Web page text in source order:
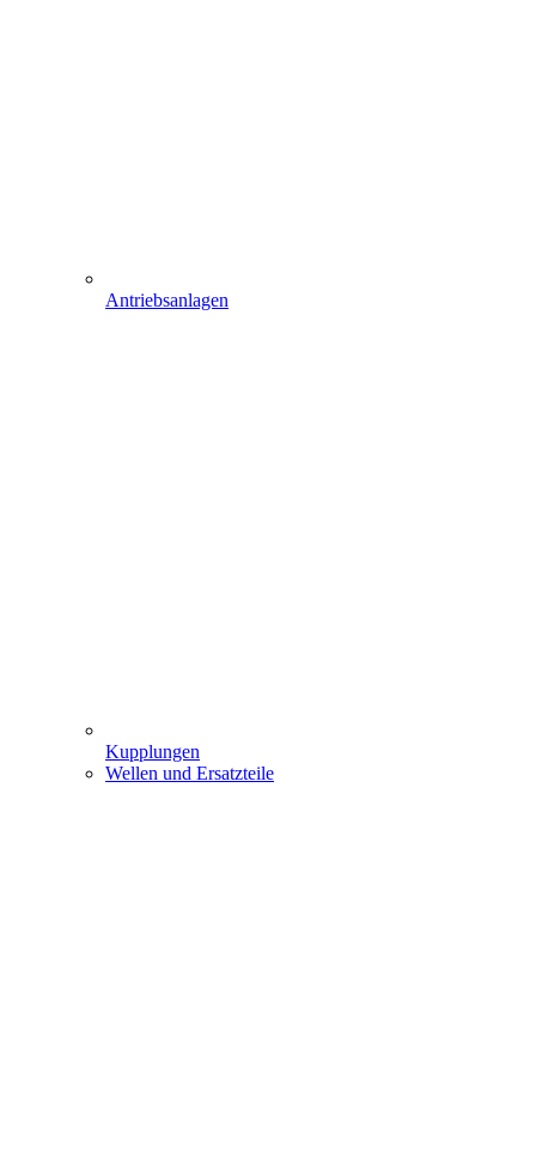
Antriebsanlagen
Kupplungen
Wellen und Ersatzteile